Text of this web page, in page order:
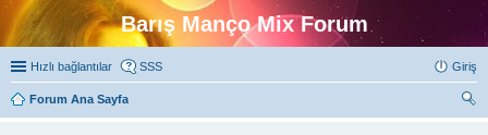
Barış Manço Mix Forum
Hızlı bağlantılar SSS Giriş
Forum Ana Sayfa